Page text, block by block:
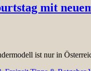
mit
ist nur in